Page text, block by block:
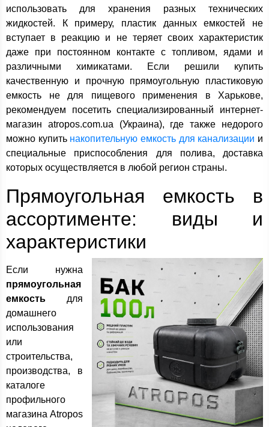
использовать для хранения разных технических
жидкостей. К примеру, пластик данных емкостей не
вступает в реакцию и не теряет своих характеристик
даже при постоянном контакте с топливом, ядами и
различными химикатами. Если решили купить
качественную и прочную прямоугольную пластиковую
емкость не для пищевого применения в Харькове,
рекомендуем посетить специализированный интернет-
магазин atropos.com.ua (Украина), где также недорого
можно купить накопительную емкость для канализации и
специальные приспособления для полива, доставка
которых осуществляется в любой регион страны.
Прямоугольная емкость в
ассортименте: виды и
характеристики
Если нужна
прямоугольная
емкость для
домашнего
использования
или
строительства,
производства, в
каталоге
профильного
магазина Atropos